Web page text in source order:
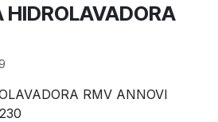
RMV ANNOVI